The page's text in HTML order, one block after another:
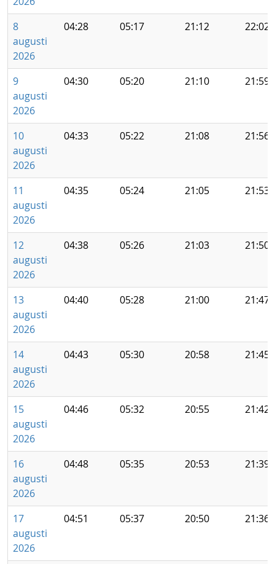
8
augusti
2026
04:28 05:17 21:12 22:02
9
augusti
2026
04:30 05:20 21:10 21:59
10
augusti
2026
04:33 05:22 21:08 21:56
11
augusti
2026
04:35 05:24 21:05 21:53
12
augusti
2026
04:38 05:26 21:03 21:50
13
augusti
2026
04:40 05:28 21:00 21:47
14
augusti
2026
04:43 05:30 20:58 21:45
15
augusti
2026
04:46 05:32 20:55 21:42
16
augusti
2026
04:48 05:35 20:53 21:39
17
augusti
2026
04:51 05:37 20:50 21:36